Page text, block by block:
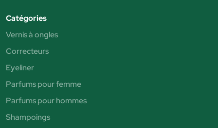
Catégories
Vernis à ongles
Correcteurs
Eyeliner
Parfums pour femme
Parfums pour hommes
Shampoings